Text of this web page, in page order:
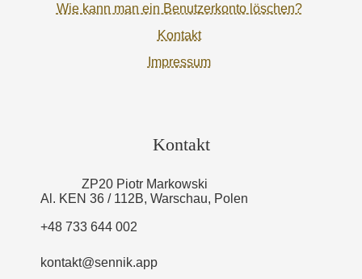
Wie kann man ein Benutzerkonto löschen?
Kontakt
Impressum
Kontakt
ZP20 Piotr Markowski
Al. KEN 36 / 112B, Warschau, Polen
+48 733 644 002
kontakt@sennik.app